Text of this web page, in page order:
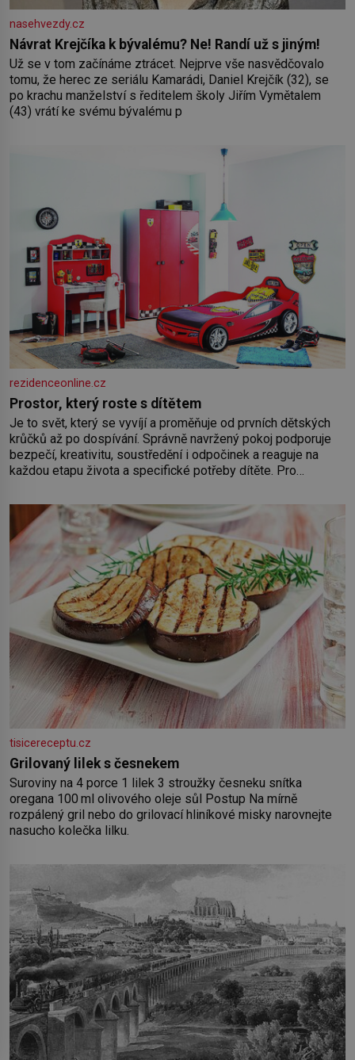
nasehvezdy.cz
Návrat Krejčíka k bývalému? Ne! Randí už s jiným!
Už se v tom začínáme ztrácet. Nejprve vše nasvědčovalo
tomu, že herec ze seriálu Kamarádi, Daniel Krejčík (32), se
po krachu manželství s ředitelem školy Jiřím Vymětalem
(43) vrátí ke svému bývalému p
rezidenceonline.cz
Prostor, který roste s dítětem
Je to svět, který se vyvíjí a proměňuje od prvních dětských
krůčků až po dospívání. Správně navržený pokoj podporuje
bezpečí, kreativitu, soustředění i odpočinek a reaguje na
každou etapu života a specifické potřeby dítěte. Pro
by pokoj miminka měl působit především klidně a útulně.
Předškolní věk je
tisicereceptu.cz
Grilovaný lilek s česnekem
Suroviny na 4 porce 1 lilek 3 stroužky česneku snítka
oregana 100 ml olivového oleje sůl Postup Na mírně
rozpálený gril nebo do grilovací hliníkové misky narovnejte
nasucho kolečka lilku.